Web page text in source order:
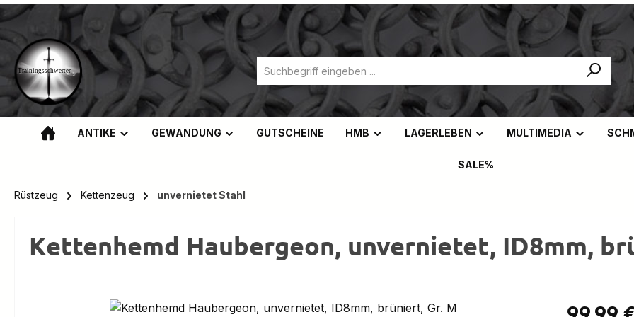
Hauptinhalt springen
Zur Suche springen
Zur Hauptnavigation springen
ANTIKE GEWANDUNG GUTSCHEINE HMB LAGERLEBEN MULTIMEDIA
SALE%
Rüstzeug Kettenzeug unvernietet Stahl
Kettenhemd Haubergeon, unvernietet, ID8mm,
Bildergalerie überspringen Regulärer